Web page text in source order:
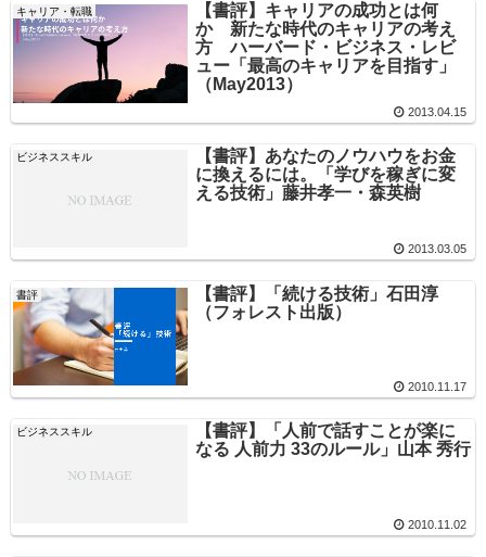
キャリア・転職
【書評】キャリアの成功とは何
か 新たな時代のキャリアの考え
方 ハーバード・ビジネス・レビ
ュー「最高のキャリアを目指す」
（May2013）
2013.04.15
ビジネススキル
【書評】あなたのノウハウをお金
に換えるには。「学びを稼ぎに変
える技術」藤井孝一・森英樹
2013.03.05
書評
【書評】「続ける技術」石田淳
（フォレスト出版）
2010.11.17
ビジネススキル
【書評】「人前で話すことが楽に
なる 人前力 33のルール」山本 秀行
2010.11.02